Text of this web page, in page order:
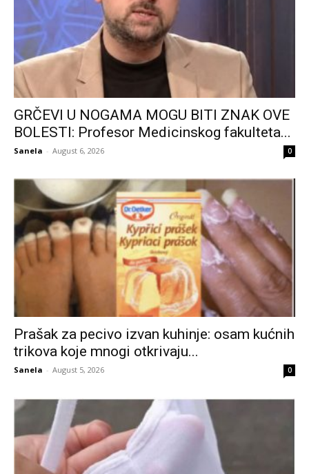
GRČEVI U NOGAMA MOGU BITI ZNAK OVE
BOLESTI: Profesor Medicinskog fakulteta...
Sanela - August 6, 2026 0
Prašak za pecivo izvan kuhinje: osam kućnih
trikova koje mnogi otkrivaju...
Sanela - August 5, 2026 0